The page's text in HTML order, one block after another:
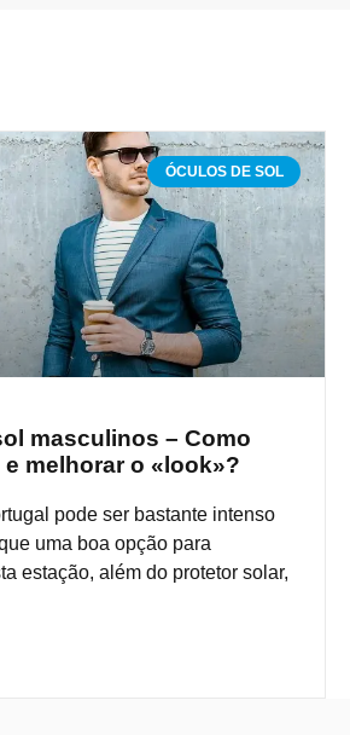
ÓCULOS DE SOL
masculinos – Como
melhorar o «look»?
pode ser bastante intenso
uma boa opção para
estação, além do protetor solar,